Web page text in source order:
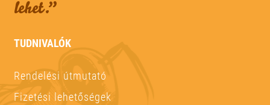
lehet.”
TUDNIVALÓK
Rendelési útmutató
Fizetési lehetőségek